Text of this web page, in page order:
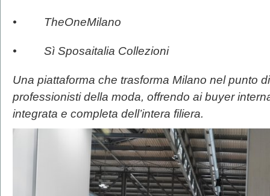
• TheOneMilano
• Sì Sposaitalia Collezioni
Una piattaforma che trasforma Milano nel punto
professionisti della moda, offrendo ai buyer
integrata e completa dell’intera filiera.